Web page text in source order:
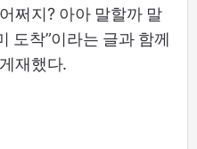
쩌지? 아아 말할까 말
도착”이라는 글과 함께
재했다.